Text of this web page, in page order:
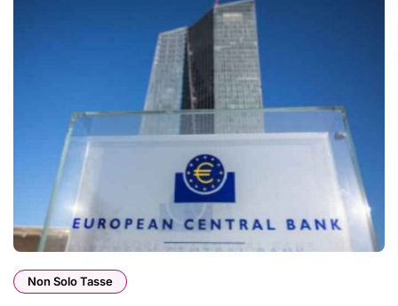
Non Solo Tasse